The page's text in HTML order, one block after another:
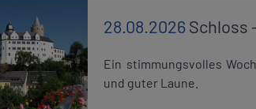
28.08.2026Schloss
Ein stimmungsvolles
und guter Laune.